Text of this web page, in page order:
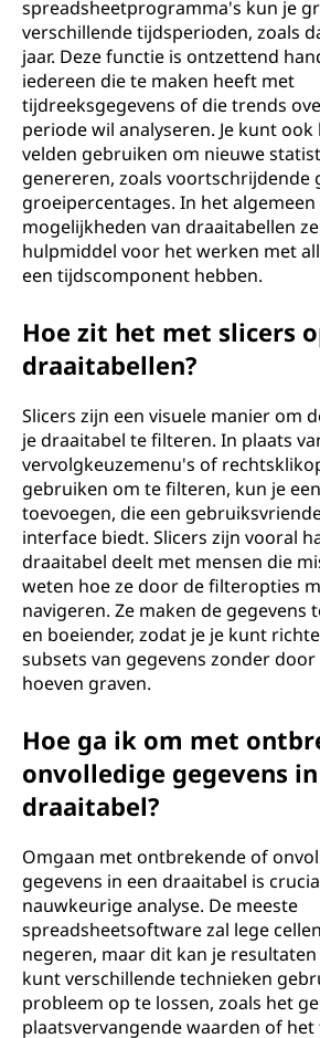
spreadsheetprogramma's kun je
verschillende tijdsperioden, zoals
jaar. Deze functie is ontzettend
iedereen die te maken heeft met
tijdreeksgegevens of die trends
periode wil analyseren. Je kunt
velden gebruiken om nieuwe
genereren, zoals voortschrijdende
groeipercentages. In het
mogelijkheden van draaitabellen
hulpmiddel voor het werken met
een tijdscomponent hebben.
Hoe zit het met slicers
draaitabellen?
Slicers zijn een visuele manier om
je draaitabel te filteren. In plaats
vervolgkeuzemenu's of
gebruiken om te filteren, kun je
toevoegen, die een
interface biedt. Slicers zijn vooral
draaitabel deelt met mensen die
weten hoe ze door de filteropties
navigeren. Ze maken de gegevens
en boeiender, zodat je je kunt
subsets van gegevens zonder
hoeven graven.
Hoe ga ik om met
onvolledige gegevens
draaitabel?
Omgaan met ontbrekende of
gegevens in een draaitabel is
nauwkeurige analyse. De meeste
spreadsheetsoftware zal lege
negeren, maar dit kan je resultaten
kunt verschillende technieken
probleem op te lossen, zoals het
plaatsvervangende waarden of het